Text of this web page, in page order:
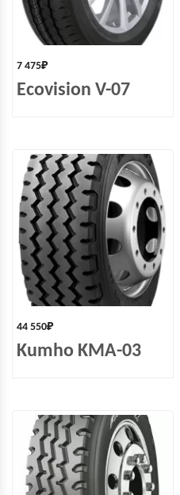
7 475₽
Ecovision V-07
44 550₽
Kumho KMA-03